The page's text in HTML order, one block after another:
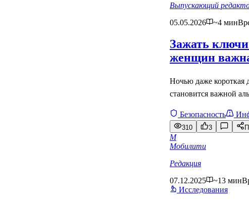
Выпускающий
05.05.2026
~4 мин
Зажать ключи
женщин
Ночью даже короткая
становится важной
Безопасность
310
3
М
Мобилити
Редакция
07.12.2025
~13 мин
Исследования